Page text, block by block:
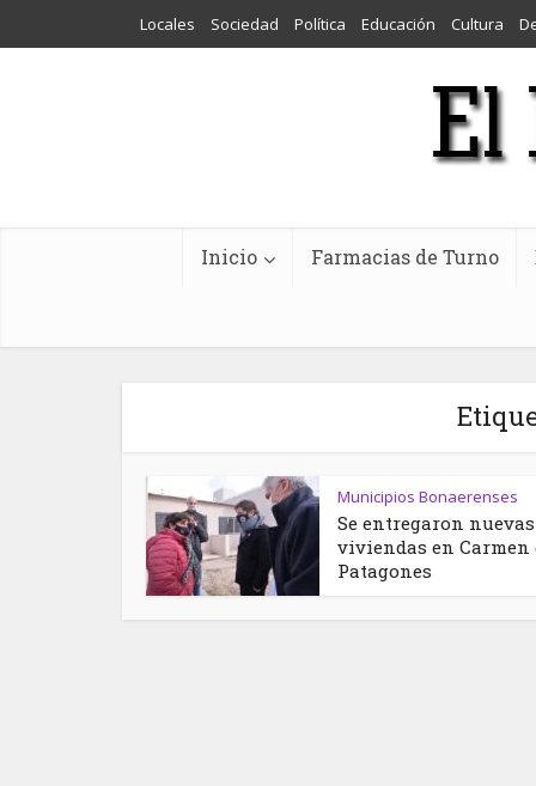
Locales Sociedad Política Educación Cultura
Inicio Farmacias de Turno
Municipios Bonaerenses
Se entregaron nuevas
viviendas en Carmen
Patagones